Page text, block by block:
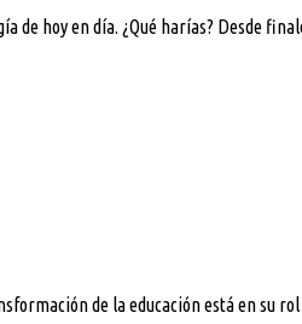
hoy en día. ¿Qué harías? Desde
de la educación está en su